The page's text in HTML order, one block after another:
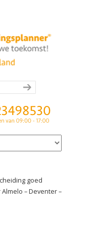
goed
– Deventer –